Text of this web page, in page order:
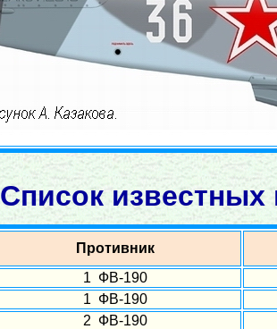
Список
Противник
1 ФВ-190
1 ФВ-190
2 ФВ-190